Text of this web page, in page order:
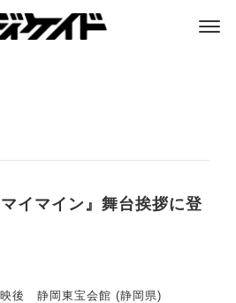
イマイン』舞台挨拶に登
後 静岡東宝会館 (静岡県)